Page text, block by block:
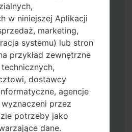
komputer najnowszą
wyodrębnij plik
układowego.
1 plik (jeśli 1 plik
5 plików (jeśli 5 plików
w niniejszej Aplikacji
marketing,
systemu) lub stron
przykład zewnętrzne
dostawcy
agencje
przez
potrzeby jako
dane.